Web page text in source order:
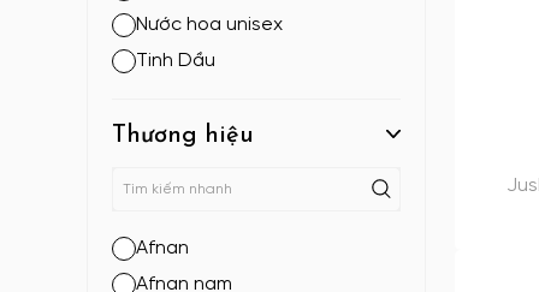
Nước hoa unisex
Tinh Dầu
Thương hiệu
Afnan
Afnan nam